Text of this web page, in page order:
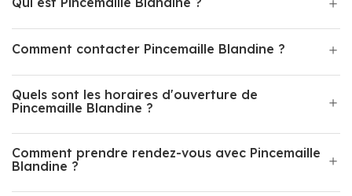
Comment contacter Pincemaille Blandine ?
Quels sont les horaires d'ouverture de
Pincemaille Blandine ?
Comment prendre rendez-vous avec Pincemaille
Blandine ?